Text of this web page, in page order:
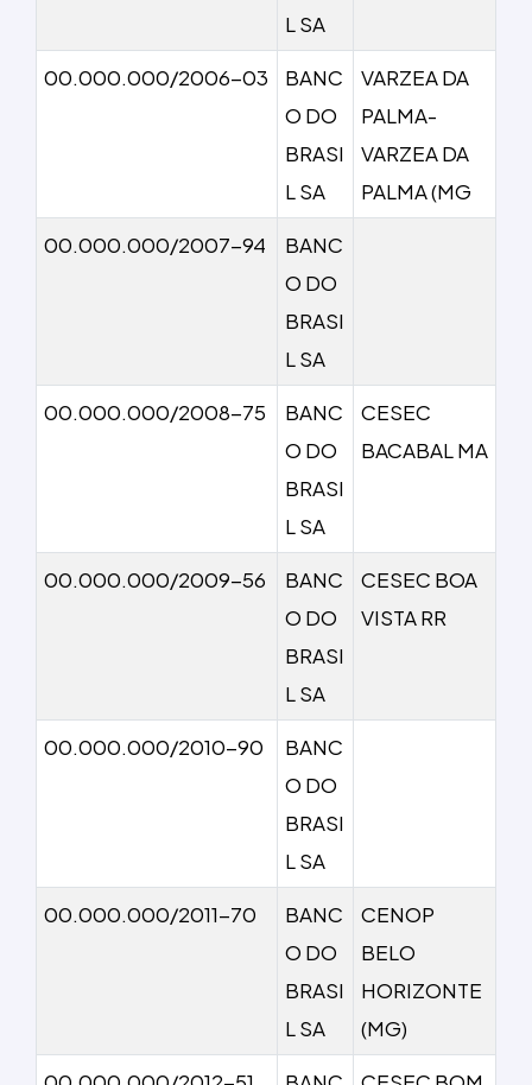
L SA
00.000.000/2006-03
BANC
O DO
BRASI
L SA
VARZEA DA
PALMA-
VARZEA DA
PALMA (MG
00.000.000/2007-94
BANC
O DO
BRASI
L SA
00.000.000/2008-75
BANC
O DO
BRASI
L SA
CESEC
BACABAL MA
00.000.000/2009-56
BANC
O DO
BRASI
L SA
CESEC BOA
VISTA RR
00.000.000/2010-90
BANC
O DO
BRASI
L SA
00.000.000/2011-70
BANC
O DO
BRASI
L SA
CENOP
BELO
HORIZONTE
(MG)